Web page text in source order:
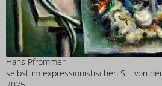
Hans Pfrommer
selbst im expressionistischen Stil von